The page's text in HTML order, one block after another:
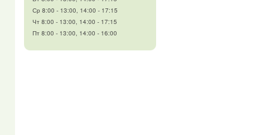
Ср 8:00 - 13:00, 14:00 - 17:15
Чт 8:00 - 13:00, 14:00 - 17:15
Пт 8:00 - 13:00, 14:00 - 16:00